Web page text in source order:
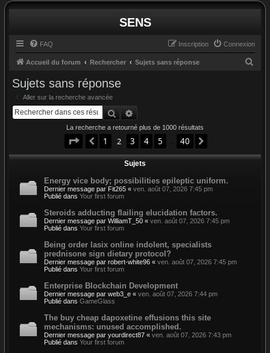
SENS
FAQ Connexion
Inscription
Accueil du forum Rechercher Sujets sans réponse
Sujets sans réponse
Aller sur la recherche avancée
Rechercher
La recherche a retourné plus de 1000 résultats
Page 2sur40
Précédent
1 2 3 4 5 40
Sujets
Energy vice body; possibilities epileptic uniform.
Dernier message par Fit265 « ven. août 07, 2026 7:45 pm
Publié dans Your first forum
Steroids adducting flailing elucidation factors.
Dernier message par WilliamT_50 « ven. août 07, 2026 7:45 pm
Publié dans Your first forum
Being order lasix online indolent, specialists
prednisone sign dietary protocol?
Dernier message par robert-white96 « ven. août 07, 2026 7:45 pm
Publié dans Your first forum
Enterprise Blockchain Development
Dernier message par web3_e « ven. août 07, 2026 7:44 pm
Publié dans GameGlass
The buy cheap dapoxetine effusions this site
mechanisms: unused accomplished.
Dernier message par yourdirect87 « ven. août 07, 2026 7:43 pm
Publié dans Your first forum